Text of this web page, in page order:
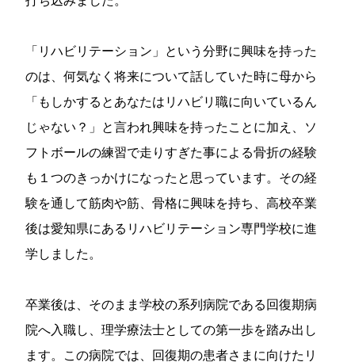
「リハビリテーション」という分野に興味を持った
のは、何気なく将来について話していた時に母から
「もしかするとあなたはリハビリ職に向いているん
じゃない？」と言われ興味を持ったことに加え、ソ
フトボールの練習で走りすぎた事による骨折の経験
も１つのきっかけになったと思っています。その経
験を通して筋肉や筋、骨格に興味を持ち、高校卒業
後は愛知県にあるリハビリテーション専門学校に進
学しました。
卒業後は、そのまま学校の系列病院である回復期病
院へ入職し、理学療法士としての第一歩を踏み出し
ます。この病院では、回復期の患者さまに向けたリ